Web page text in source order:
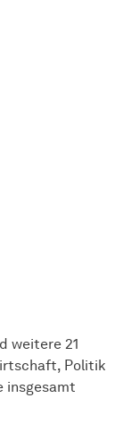
weitere 21
Politik
insgesamt